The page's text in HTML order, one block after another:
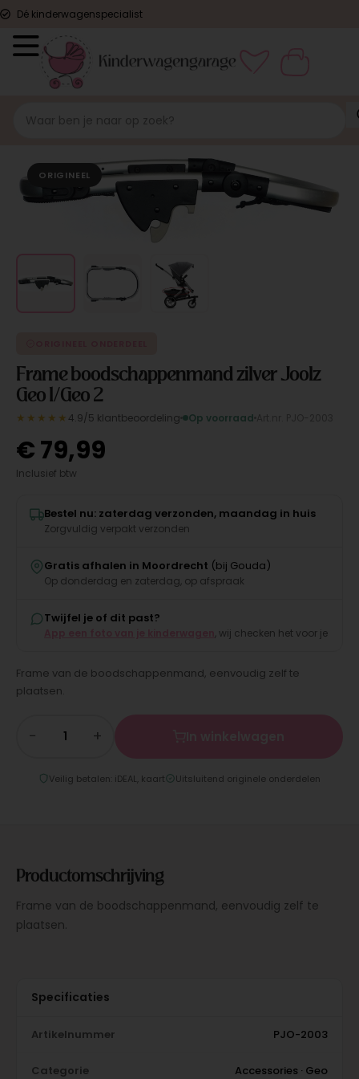
Dé kinderwagenspecialist
ORIGINEEL
Frame boodschappenmand zilver Joolz
Geo 1/Geo 2
★★★★★ 4.9/5 klantbeoordeling Op voorraad
€79,99
Inclusief btw
Bestel nu: zaterdag verzonden, maandag in huis
Zorgvuldig verpakt verzonden
Gratis afhalen in Moordrecht (bij Gouda)
Op donderdag en zaterdag, op afspraak
Twijfel je of dit past?
, wij checken het voor je
Frame van de boodschappenmand, eenvoudig zelf te
plaatsen.
− +
Veilig betalen: iDEAL, kaart Uitsluitend originele onderdelen
Productomschrijving
Frame van de boodschappenmand, eenvoudig zelf te
plaatsen.
Specificaties
Artikelnummer PJO-2003
Categorie Accessories · Geo